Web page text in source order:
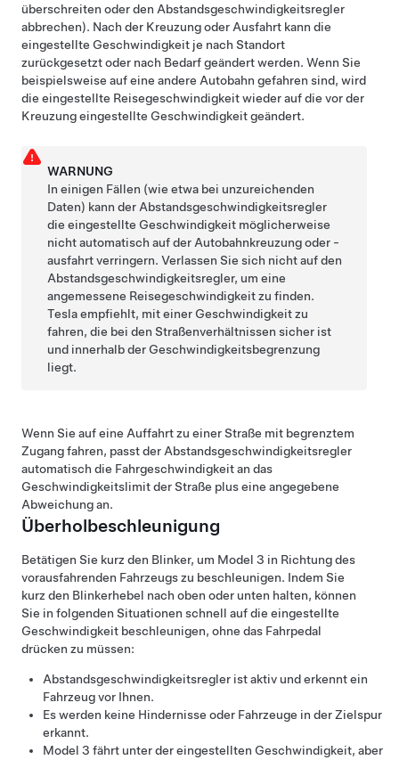
überschreiten oder den Abstandsgeschwindigkeitsregler
abbrechen). Nach der Kreuzung oder Ausfahrt kann die
eingestellte Geschwindigkeit je nach Standort
zurückgesetzt oder nach Bedarf geändert werden. Wenn Sie
beispielsweise auf eine andere Autobahn gefahren sind, wird
die eingestellte Reisegeschwindigkeit wieder auf die vor der
Kreuzung eingestellte Geschwindigkeit geändert.
WARNUNG
In einigen Fällen (wie etwa bei unzureichenden
Daten) kann der Abstandsgeschwindigkeitsregler
die eingestellte Geschwindigkeit möglicherweise
nicht automatisch auf der Autobahnkreuzung oder -
ausfahrt verringern. Verlassen Sie sich nicht auf den
Abstandsgeschwindigkeitsregler, um eine
angemessene Reisegeschwindigkeit zu finden.
Tesla empfiehlt, mit einer Geschwindigkeit zu
fahren, die bei den Straßenverhältnissen sicher ist
und innerhalb der Geschwindigkeitsbegrenzung
liegt.
Wenn Sie auf eine Auffahrt zu einer Straße mit begrenztem
Zugang fahren, passt der Abstandsgeschwindigkeitsregler
automatisch die Fahrgeschwindigkeit an das
Geschwindigkeitslimit der Straße plus eine angegebene
Abweichung an.
Überholbeschleunigung
Betätigen Sie kurz den Blinker, um Model 3 in Richtung des
vorausfahrenden Fahrzeugs zu beschleunigen. Indem Sie
kurz den Blinkerhebel nach oben oder unten halten, können
Sie in folgenden Situationen schnell auf die eingestellte
Geschwindigkeit beschleunigen, ohne das Fahrpedal
drücken zu müssen:
Abstandsgeschwindigkeitsregler ist aktiv und erkennt ein
Fahrzeug vor Ihnen.
Es werden keine Hindernisse oder Fahrzeuge in der Zielspur
erkannt.
Model 3 fährt unter der eingestellten Geschwindigkeit, aber